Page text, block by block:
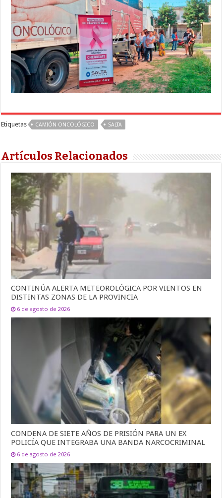
Etiquetas CAMIÓN ONCOLÓGICO SALTA
Artículos Relacionados
CONTINÚA ALERTA METEOROLÓGICA POR VIENTOS EN
DISTINTAS ZONAS DE LA PROVINCIA
6 de agosto de 2026
CONDENA DE SIETE AÑOS DE PRISIÓN PARA UN EX
POLICÍA QUE INTEGRABA UNA BANDA NARCOCRIMINAL
6 de agosto de 2026